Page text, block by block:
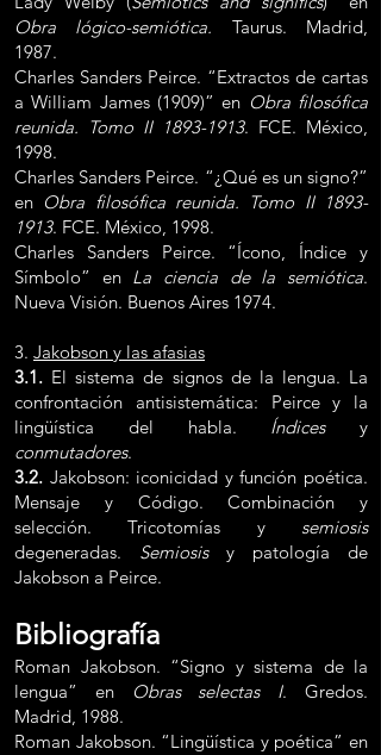
Obra lógico-semiótica. Taurus. Madrid,
1987.
Charles Sanders Peirce. “Extractos de cartas
a William James (1909)” en Obra filosófica
reunida. Tomo II 1893-1913. FCE. México,
1998.
Charles Sanders Peirce. “¿Qué es un signo?”
en Obra filosófica reunida. Tomo II 1893-
1913. FCE. México, 1998.
Charles Sanders Peirce. “Ícono, Índice y
Símbolo” en La ciencia de la semiótica.
Nueva Visión. Buenos Aires 1974.
3. Jakobson y las afasias
3.1. El sistema de signos de la lengua. La
confrontación antisistemática: Peirce y la
lingüística del habla. Índices y
conmutadores.
3.2. Jakobson: iconicidad y función poética.
Mensaje y Código. Combinación y
selección. Tricotomías y semiosis
degeneradas. Semiosis y patología de
Jakobson a Peirce.
Bibliografía
Roman Jakobson. “Signo y sistema de la
lengua” en
Obras selectas I. Gredos.
Madrid, 1988.
Roman Jakobson. “Lingüística y poética” en